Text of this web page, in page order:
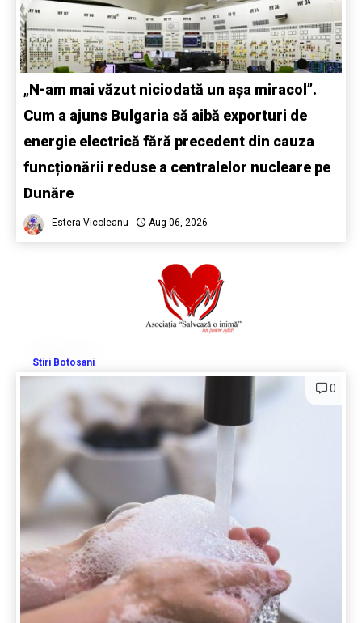
„N-am mai văzut niciodată un așa miracol”.
Cum a ajuns Bulgaria să aibă exporturi de
energie electrică fără precedent din cauza
funcționării reduse a centralelor nucleare pe
Dunăre
Estera Vicoleanu Aug 06, 2026
Stiri Botosani
0